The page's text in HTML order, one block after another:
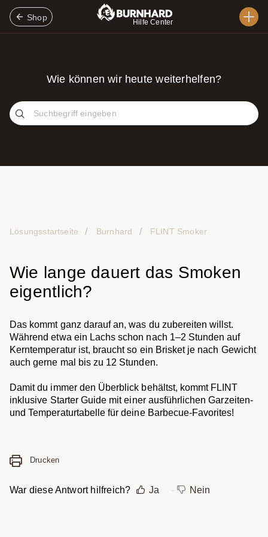
Shop
Hilfe Center
Wie können wir heute weiterhelfen?
Lösungsstartseite Burnhard FLINT Smoker
Wie lange dauert das Smoken
eigentlich?
Das kommt ganz darauf an, was du zubereiten willst.
Während etwa ein Lachs schon nach 1–2 Stunden auf
Kerntemperatur ist, braucht so ein Brisket je nach Gewicht
auch gerne mal bis zu 12 Stunden.
Damit du immer den Überblick behältst, kommt FLINT
inklusive Starter Guide mit einer ausführlichen Garzeiten-
und Temperaturtabelle für deine Barbecue-Favorites!
War diese Antwort hilfreich? Ja Nein
Drucken